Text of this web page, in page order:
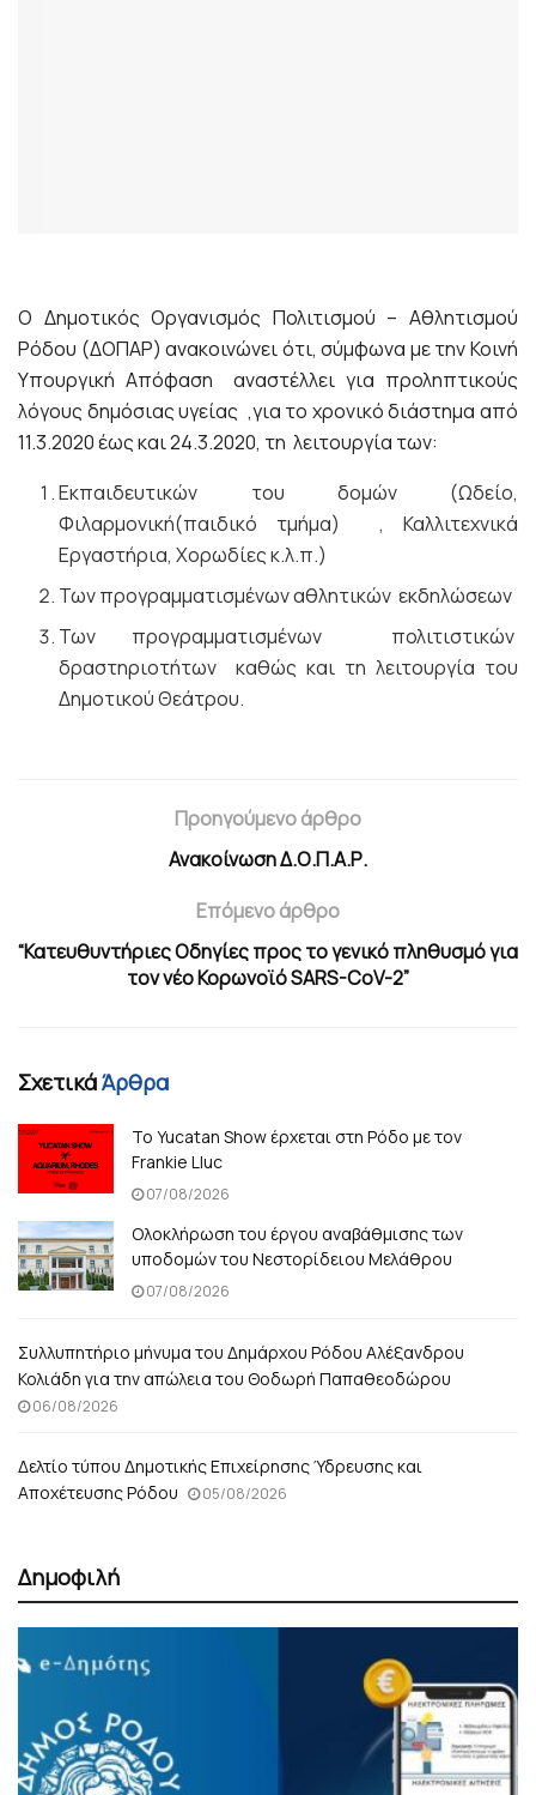
Ο Δημοτικός Οργανισμός Πολιτισμού – Αθλητισμού
Ρόδου (ΔΟΠΑΡ) ανακοινώνει ότι, σύμφωνα με την Κοινή
Υπουργική Απόφαση αναστέλλει για προληπτικούς
λόγους δημόσιας υγείας ,για το χρονικό διάστημα από
11.3.2020 έως και 24.3.2020, τη λειτουργία των:
Εκπαιδευτικών του δομών (Ωδείο,
Φιλαρμονική(παιδικό τμήμα) , Καλλιτεχνικά
Εργαστήρια, Χορωδίες κ.λ.π.)
Των προγραμματισμένων αθλητικών εκδηλώσεων
Των προγραμματισμένων πολιτιστικών
δραστηριοτήτων καθώς και τη λειτουργία του
Δημοτικού Θεάτρου.
Προηγούμενο άρθρο
Ανακοίνωση Δ.Ο.Π.Α.Ρ.
Επόμενο άρθρο
“Κατευθυντήριες Οδηγίες προς το γενικό πληθυσμό για
τον νέο Κορωνοϊό SARS-CoV-2”
ΣχετικάΆρθρα
Το Yucatan Show έρχεται στη Ρόδο με τον
Frankie Lluc
07/08/2026
Ολοκλήρωση του έργου αναβάθμισης των
υποδομών του Νεστορίδειου Μελάθρου
07/08/2026
Συλλυπητήριο μήνυμα του Δημάρχου Ρόδου Αλέξανδρου
Κολιάδη για την απώλεια του Θοδωρή Παπαθεοδώρου
06/08/2026
Δελτίο τύπου Δημοτικής Επιχείρησης Ύδρευσης και
Αποχέτευσης Ρόδου
05/08/2026
Δημοφιλή